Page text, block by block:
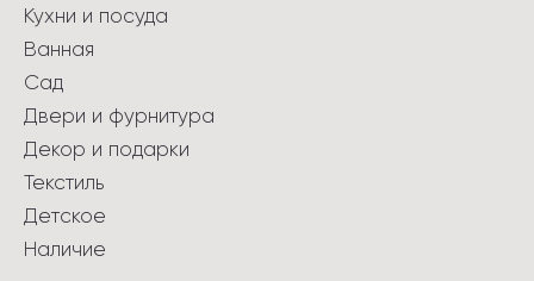
Кухни и посуда
Ванная
Сад
Двери и фурнитура
Декор и подарки
Текстиль
Детское
Наличие